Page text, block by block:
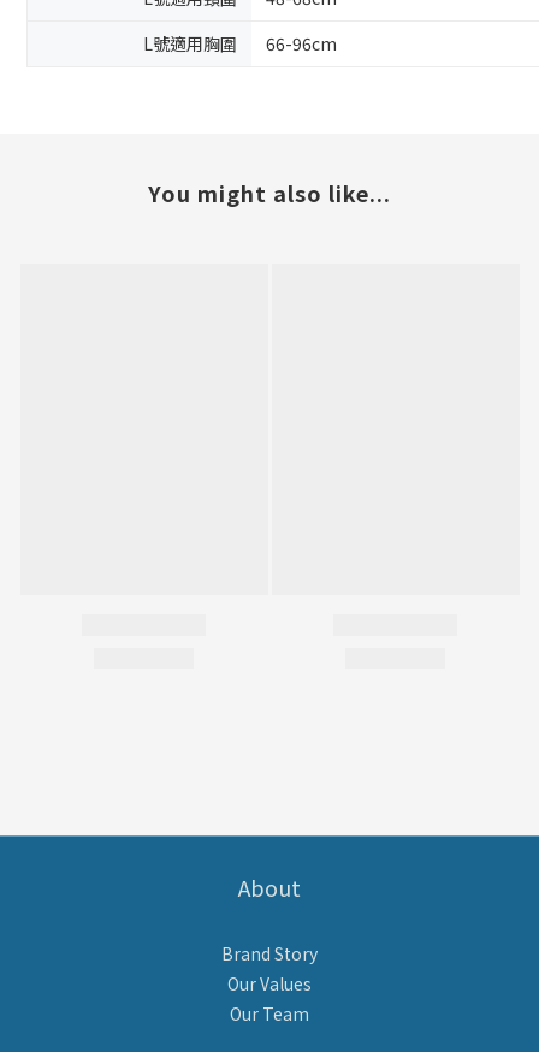
L號適用胸圍
66-96cm
You might also like...
About
Brand Story
Our Values
Our Team